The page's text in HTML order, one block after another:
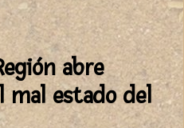
abre
mal estado del